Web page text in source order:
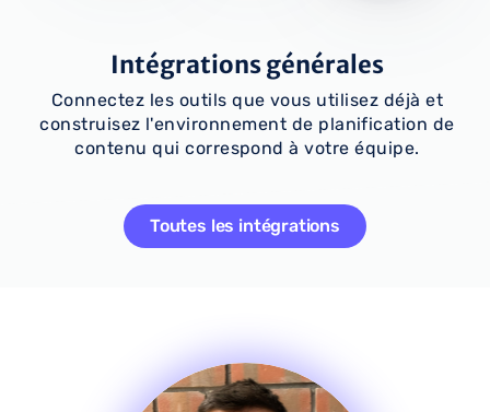
Intégrations générales
Connectez les outils que vous utilisez déjà et
construisez l'environnement de planification de
contenu qui correspond à votre équipe.
Toutes les intégrations